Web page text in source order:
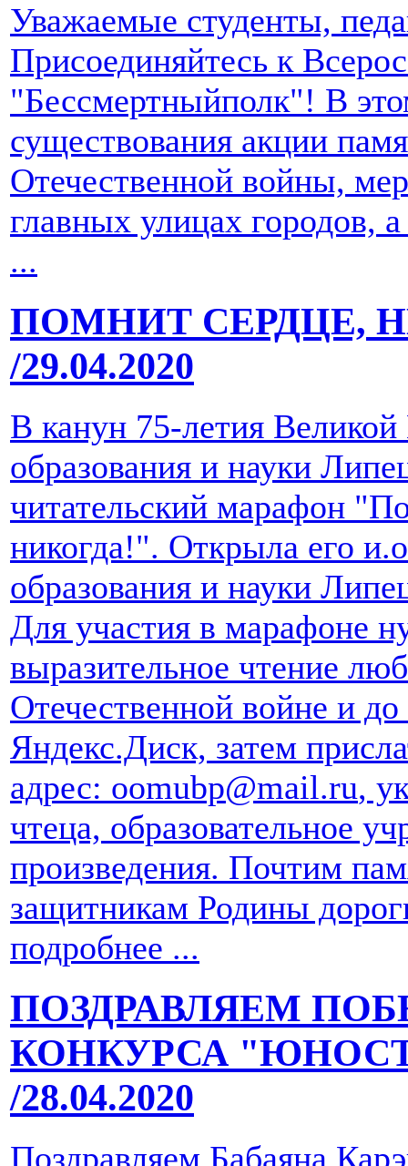
Уважаемые студенты,
Присоединяйтесь к
"Бессмертныйполк"! В
существования акции
Отечественной войны,
главных улицах городов,
...
ПОМНИТ СЕРДЦЕ,
/29.04.2020
В канун 75-летия
образования и науки
читательский марафон
никогда!". Открыла его
образования и науки
Для участия в марафоне
выразительное чтение
Отечественной войне и до
Яндекс.Диск, затем
адрес: oomubp@mail.ru,
чтеца, образовательное
произведения. Почтим
защитникам Родины
подробнее ...
ПОЗДРАВЛЯЕМ
КОНКУРСА
/28.04.2020
Поздравляем Бабаяна